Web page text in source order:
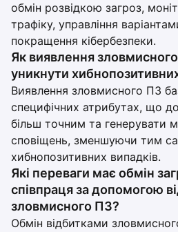
обмін розвідкою загроз,
трафіку, управління
покращення кібербезпеки.
Як виявлення
уникнути
Виявлення зловмисного ПЗ
специфічних атрибутах, що
більш точним та генерувати
сповіщень, зменшуючи тим
хибнопозитивних випадків.
Які переваги має обмін
співпраця за допомогою
зловмисного ПЗ?
Обмін відбитками